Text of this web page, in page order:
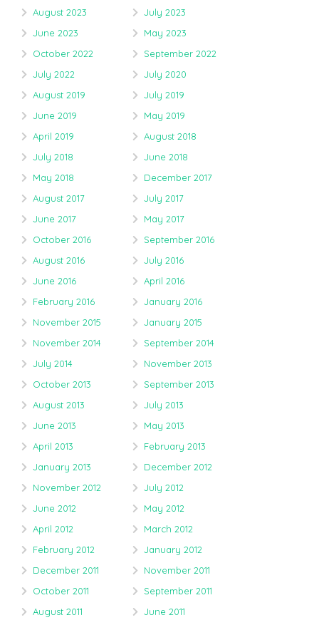
August 2023
July 2023
June 2023
May 2023
October 2022
September 2022
July 2022
July 2020
August 2019
July 2019
June 2019
May 2019
April 2019
August 2018
July 2018
June 2018
May 2018
December 2017
August 2017
July 2017
June 2017
May 2017
October 2016
September 2016
August 2016
July 2016
June 2016
April 2016
February 2016
January 2016
November 2015
January 2015
November 2014
September 2014
July 2014
November 2013
October 2013
September 2013
August 2013
July 2013
June 2013
May 2013
April 2013
February 2013
January 2013
December 2012
November 2012
July 2012
June 2012
May 2012
April 2012
March 2012
February 2012
January 2012
December 2011
November 2011
October 2011
September 2011
August 2011
June 2011